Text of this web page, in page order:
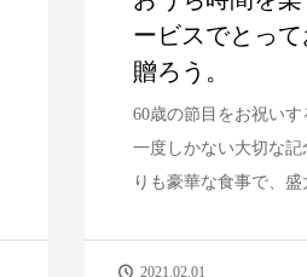
ービスでとっ
贈ろう。
60歳の節目をお祝い
一度しかない大切な
りも豪華な食事で、盛
2021.02.01